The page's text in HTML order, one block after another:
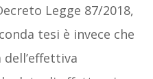
Legge 87/2018,
tesi è invece che